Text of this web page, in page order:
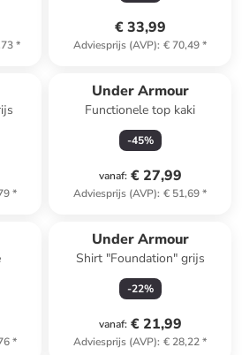
*
€ 33,99
Adviesprijs (AVP): € 70,49*
*
Under Armour
Functionele top kaki
-45%
vanaf: € 27,99
Adviesprijs (AVP): € 51,69*
*
Under Armour
Shirt "Foundation" grijs
-22%
vanaf: € 21,99
Adviesprijs (AVP): € 28,22*